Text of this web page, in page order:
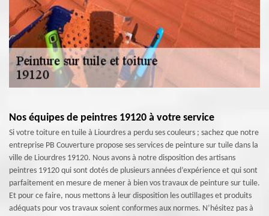
Nos équipes de peintres 19120 à votre service
Si votre toiture en tuile à Liourdres a perdu ses couleurs ; sachez que notre
entreprise PB Couverture propose ses services de peinture sur tuile dans la
ville de Liourdres 19120. Nous avons à notre disposition des artisans
peintres 19120 qui sont dotés de plusieurs années d’expérience et qui sont
parfaitement en mesure de mener à bien vos travaux de peinture sur tuile.
Et pour ce faire, nous mettons à leur disposition les outillages et produits
adéquats pour vos travaux soient conformes aux normes. N’hésitez pas à